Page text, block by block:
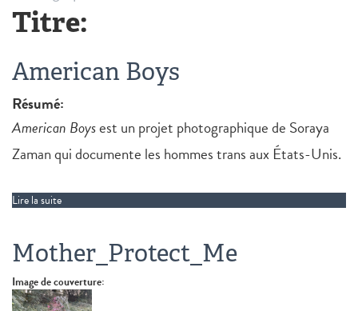
Titre:
American Boys
Résumé:
American Boysest un projet photographique de Soraya
Zaman qui documente les hommes trans aux États-Unis.
Lire la suite
Mother_Protect_Me
Image de couverture: